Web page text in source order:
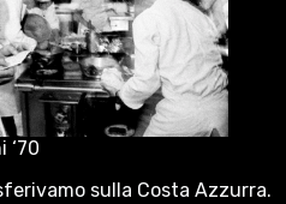
‘70
sulla Costa Azzurra.